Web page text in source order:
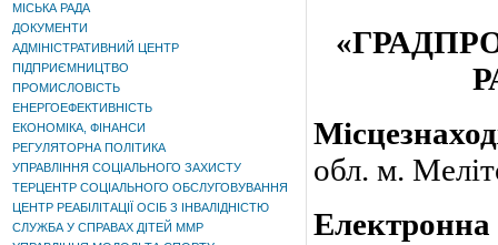
МІСЬКА РАДА
ДОКУМЕНТИ
АДМІНІСТРАТИВНИЙ ЦЕНТР
ПІДПРИЄМНИЦТВО
ПРОМИСЛОВІСТЬ
ЕНЕРГОЕФЕКТИВНІСТЬ
ЕКОНОМІКА, ФІНАНСИ
РЕГУЛЯТОРНА ПОЛІТИКА
УПРАВЛІННЯ СОЦІАЛЬНОГО ЗАХИСТУ
ТЕРЦЕНТР СОЦІАЛЬНОГО ОБСЛУГОВУВАННЯ
ЦЕНТР РЕАБІЛІТАЦІЇ ОСІБ З ІНВАЛІДНІСТЮ
СЛУЖБА У СПРАВАХ ДІТЕЙ ММР
обл. м.